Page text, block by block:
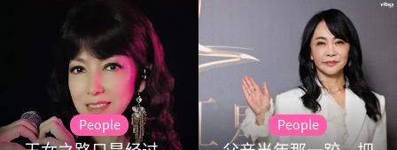
生活
People People